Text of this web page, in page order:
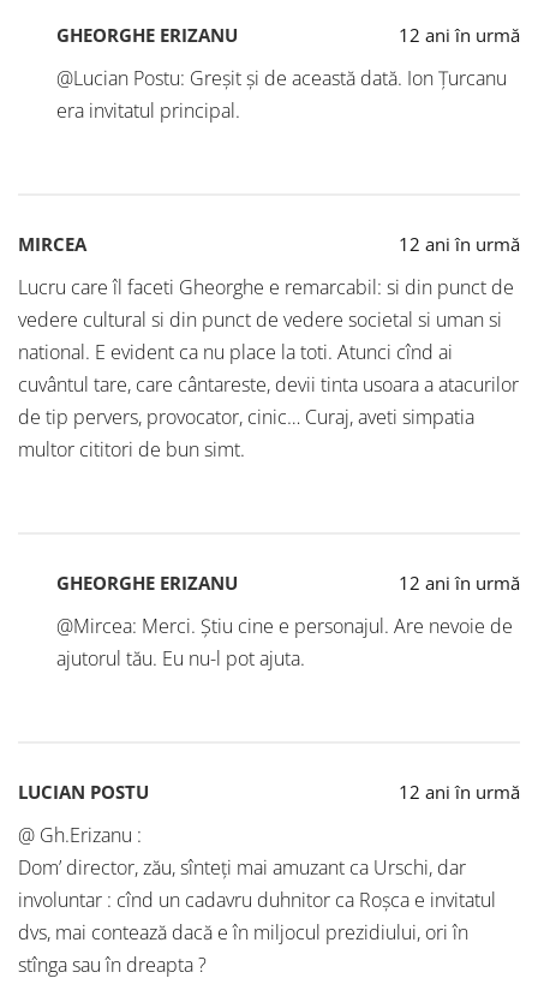
GHEORGHE ERIZANU 12 ani în urmă
@Lucian Postu: Greșit și de această dată. Ion Țurcanu
era invitatul principal.
MIRCEA 12 ani în urmă
Lucru care îl faceti Gheorghe e remarcabil: si din punct de
vedere cultural si din punct de vedere societal si uman si
national. E evident ca nu place la toti. Atunci cînd ai
cuvântul tare, care cântareste, devii tinta usoara a atacurilor
de tip pervers, provocator, cinic… Curaj, aveti simpatia
multor cititori de bun simt.
GHEORGHE ERIZANU 12 ani în urmă
@Mircea: Merci. Știu cine e personajul. Are nevoie de
ajutorul tău. Eu nu-l pot ajuta.
LUCIAN POSTU 12 ani în urmă
@ Gh.Erizanu :
Dom’ director, zău, sînteţi mai amuzant ca Urschi, dar
involuntar : cînd un cadavru duhnitor ca Roşca e invitatul
dvs, mai contează dacă e în miljocul prezidiului, ori în
stînga sau în dreapta ?